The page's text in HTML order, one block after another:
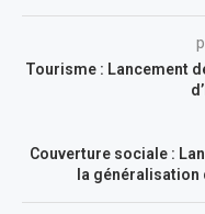
Tourisme : Lancement
Couverture sociale :
la généralisation